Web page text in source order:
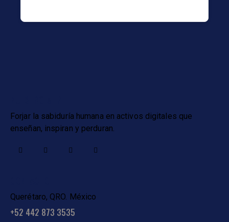
Forjar la sabiduría humana en activos digitales que
enseñan, inspiran y perduran.
Querétaro, QRO. México
+52 442 873 3535